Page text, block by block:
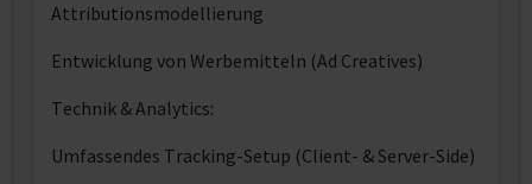
Attributionsmodellierung
Entwicklung von Werbemitteln (Ad Creatives)
Technik & Analytics:
Umfassendes Tracking-Setup (Client- & Server-Side)